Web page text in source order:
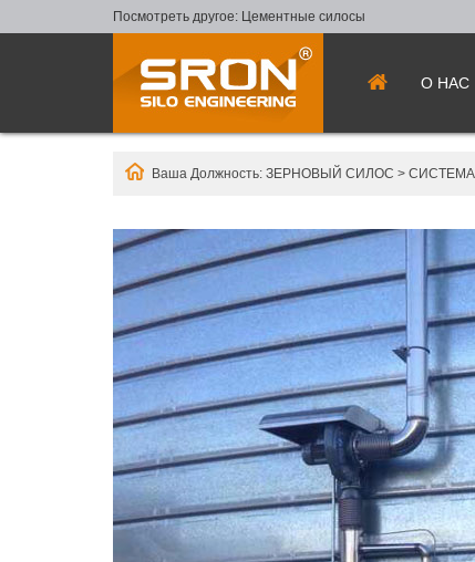
Посмотреть другое: Цементные силосы
О НАС
Ваша Должность: ЗЕРНОВЫЙ СИЛОС >